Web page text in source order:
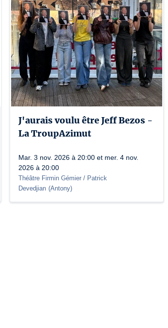
J'aurais voulu être Jeff Bezos -
La TroupAzimut
Mar. 3 nov. 2026 à 20:00 et mer. 4 nov.
2026 à 20:00
Théâtre Firmin Gémier / Patrick
Devedjian (Antony)